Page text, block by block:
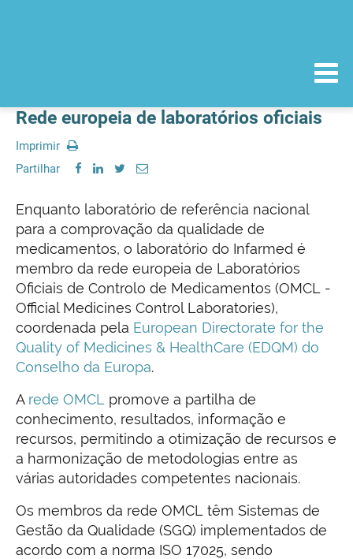
Rede europeia de laboratórios oficiais
Imprimir
Partilhar
Enquanto laboratório de referência nacional
para a comprovação da qualidade de
medicamentos, o laboratório do Infarmed é
membro da rede europeia de Laboratórios
Oficiais de Controlo de Medicamentos (OMCL -
Official Medicines Control Laboratories),
coordenada pela European Directorate for the
Quality of Medicines & HealthCare (EDQM) do
Conselho da Europa.
A rede OMCL promove a partilha de
conhecimento, resultados, informação e
recursos, permitindo a otimização de recursos e
a harmonização de metodologias entre as
várias autoridades competentes nacionais.
Os membros da rede OMCL têm Sistemas de
Gestão da Qualidade (SGQ) implementados de
acordo com a norma ISO 17025, sendo